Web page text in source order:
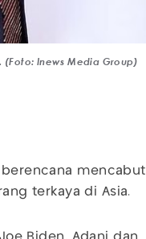
(Foto: Inews Media Group)
berencana mencabut
terkaya di Asia.